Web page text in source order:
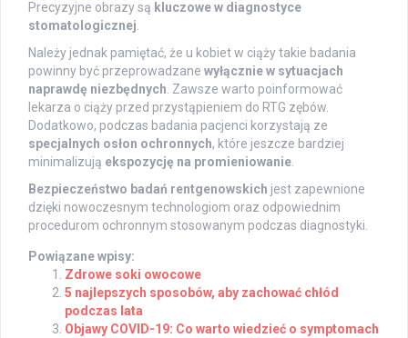
Precyzyjne obrazy są kluczowe w diagnostyce
stomatologicznej.
Należy jednak pamiętać, że u kobiet w ciąży takie badania
powinny być przeprowadzane wyłącznie w sytuacjach
naprawdę niezbędnych. Zawsze warto poinformować
lekarza o ciąży przed przystąpieniem do RTG zębów.
Dodatkowo, podczas badania pacjenci korzystają ze
specjalnych osłon ochronnych, które jeszcze bardziej
minimalizują ekspozycję na promieniowanie.
Bezpieczeństwo badań rentgenowskich jest zapewnione
dzięki nowoczesnym technologiom oraz odpowiednim
procedurom ochronnym stosowanym podczas diagnostyki.
Powiązane wpisy:
Zdrowe soki owocowe
5 najlepszych sposobów, aby zachować chłód
podczas lata
Objawy COVID-19: Co warto wiedzieć o symptomach